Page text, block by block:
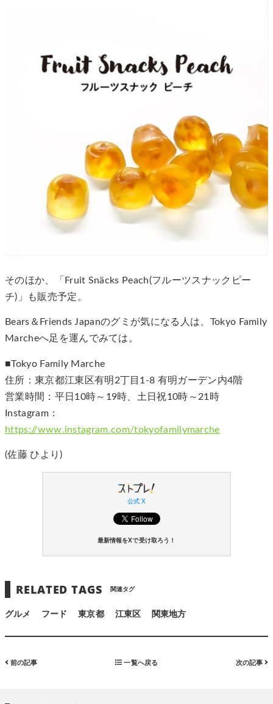
そのほか、「Fruit Snäcks Peach(フルーツスナックピー
チ)」も販売予定。
Bears＆Friends Japanのグミが気になる人は、Tokyo Family
Marcheへ足を運んでみては。
■Tokyo Family Marche
住所：東京都江東区有明2丁目1-8 有明ガーデン内4階
営業時間：平日10時～19時、土日祝10時～21時
Instagram：
https://www.instagram.com/tokyofamilymarche
(佐藤 ひより)
公式 X
最新情報をXで受け取ろう！
RELATED TAGS 関連タグ
グルメ フード 東京都 江東区 関東地方
前の記事 一覧へ戻る 次の記事